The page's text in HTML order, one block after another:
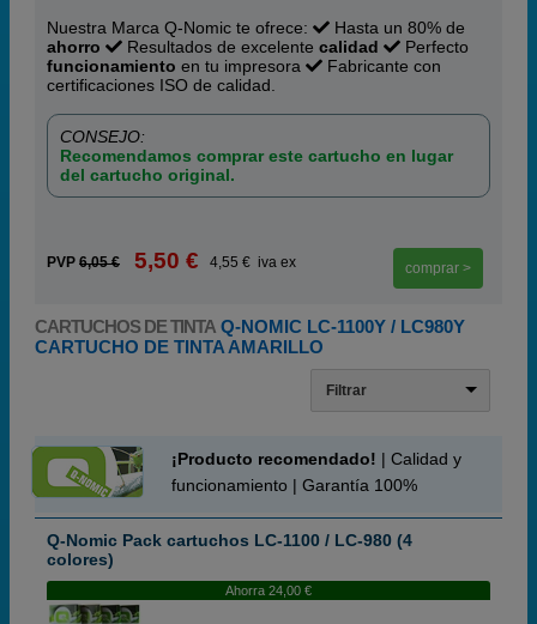
Nuestra Marca Q-Nomic te ofrece:
Hasta un 80% de
ahorro
Resultados de excelente calidad
Perfecto
funcionamiento en tu impresora
Fabricante con
certificaciones ISO de calidad.
CONSEJO:
Recomendamos comprar este cartucho en lugar
del cartucho original.
PVP 6,05 € 5,50 € 4,55 € iva ex comprar >
CARTUCHOS DE TINTA Q-NOMIC LC-1100Y / LC980Y
CARTUCHO DE TINTA AMARILLO
Filtrar
¡Producto recomendado! | Calidad y
funcionamiento | Garantía 100%
Q-Nomic Pack cartuchos LC-1100 / LC-980 (4
colores)
Ahorra 24,00 €